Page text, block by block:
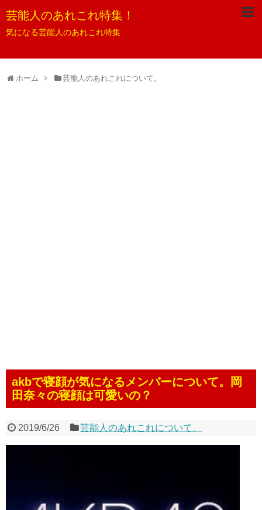
芸能人のあれこれ特集！
気になる芸能人のあれこれ特集
ホーム 芸能人のあれこれについて。
akbで寝顔が気になるメンバーについて。岡
田奈々の寝顔は可愛いの？
2019/6/26 芸能人のあれこれについて。